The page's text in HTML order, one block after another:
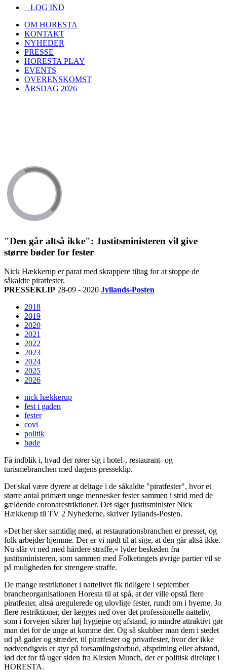
LOG IND
OM HORESTA
KONTAKT
NYHEDER
PRESSE
HORESTA PLAY
EVENTS
OVERENSKOMST
ÅRSDAG 2026
"Den går altså ikke": Justitsministeren vil give
større bøder for fester
Nick Hækkerup er parat med skrappere tiltag for at stoppe de
såkaldte piratfester.
PRESSEKLIP 28-09 - 2020 Jyllands-Posten
2018
2019
2020
2021
2022
2023
2024
2025
2026
nick hækkerup
fest i gaden
fester
covi
politik
bøde
Få indblik i, hvad der rører sig i hotel-, restaurant- og
turismebranchen med dagens presseklip.
Det skal være dyrere at deltage i de såkaldte "piratfester", hvor et
større antal primært unge mennesker fester sammen i strid med de
gældende coronarestriktioner. Det siger justitsminister Nick
Hækkerup til TV 2 Nyhederne, skriver Jyllands-Posten.
»Det her sker samtidig med, at restaurationsbranchen er presset, og
folk arbejder hjemme. Der er vi nødt til at sige, at den går altså ikke.
Nu slår vi ned med hårdere straffe,« lyder beskeden fra
justitsministeren, som sammen med Folketingets øvrige partier vil se
på muligheden for strengere straffe.
De mange restriktioner i nattelivet fik tidligere i september
brancheorganisationen Horesta til at spå, at der ville opstå flere
piratfester, altså uregulerede og ulovlige fester, rundt om i byerne. Jo
flere restriktioner, der lægges ned over det professionelle natteliv,
som i forvejen sikrer høj hygiejne og afstand, jo mindre attraktivt gør
man det for de unge at komme der. Og så skubber man dem i stedet
ud på gader og stræder, til piratfester og privatfester, hvor der ikke
nødvendigvis er styr på forsamlingsforbud, afspritning eller afstand,
lød det for få uger siden fra Kirsten Munch, der er politisk direktør i
HORESTA.